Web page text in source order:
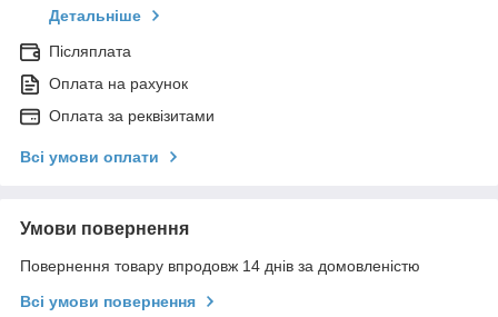
Детальніше
Післяплата
Оплата на рахунок
Оплата за реквізитами
Всі умови оплати
Умови повернення
Повернення товару впродовж 14 днів за домовленістю
Всі умови повернення